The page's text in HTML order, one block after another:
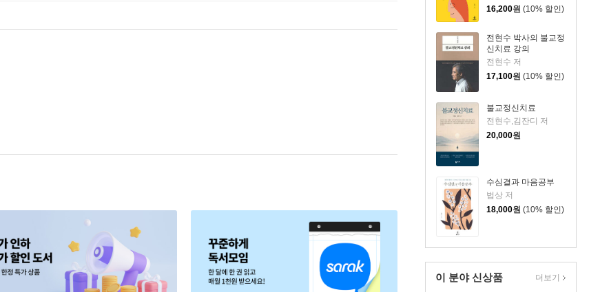
16,200원 (10% 할인)
전현수 박사의 불교정
신치료 강의
전현수 저
17,100원 (10% 할인)
불교정신치료
전현수,김잔디 저
20,000원
수심결과 마음공부
법상 저
18,000원 (10% 할인)
이 분야 신상품 더보기